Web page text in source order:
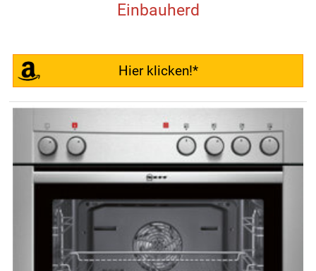
Einbauherd
Hier klicken!*